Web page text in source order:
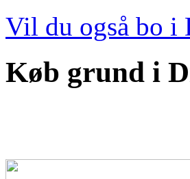
Vil du også bo i
Køb grund i